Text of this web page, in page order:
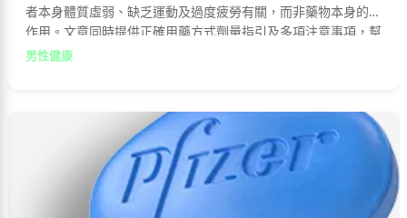
者本身體質虛弱、缺乏運動及過度疲勞有關，而非藥物本身的副
作用。文章同時提供正確用藥方式劑量指引及多項注意事項，幫
助男性朋友安全有效地改善性功能困擾。
男性健康